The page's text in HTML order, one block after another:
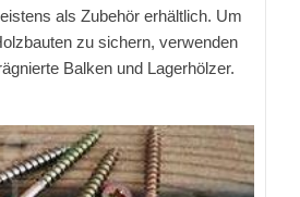
als Zubehör erhältlich. Um
zu sichern, verwenden
Balken und Lagerhölzer.